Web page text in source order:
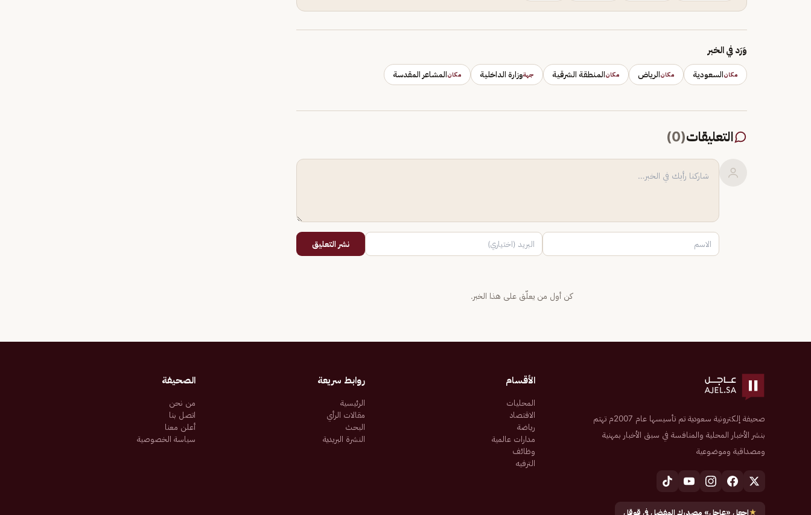
وَرَد في الخبر
مكانالسعودية مكانالرياض مكانالمنطقة الشرقية جهةوزارة الداخلية مكانالمشاعر المقدسة
التعليقات(
0
)
نشر التعليق
كن أول من يعلّق على هذا الخبر.
صحيفة إلكترونية سعودية تم تأسيسها عام 2007م تهتم
بنشر الأخبار المحلية والمنافسة في سبق الأخبار بمهنية
ومصداقية وموضوعية
★اجعل «عاجل» مصدرك المفضل في قوقل
الأقسام
المحليات
الاقتصاد
رياضة
مدارات عالمية
وظائف
الترفيه
روابط سريعة
الرئيسية
مقالات الرأي
البحث
النشرة البريدية
الصحيفة
من نحن
اتصل بنا
أعلن معنا
سياسة الخصوصية